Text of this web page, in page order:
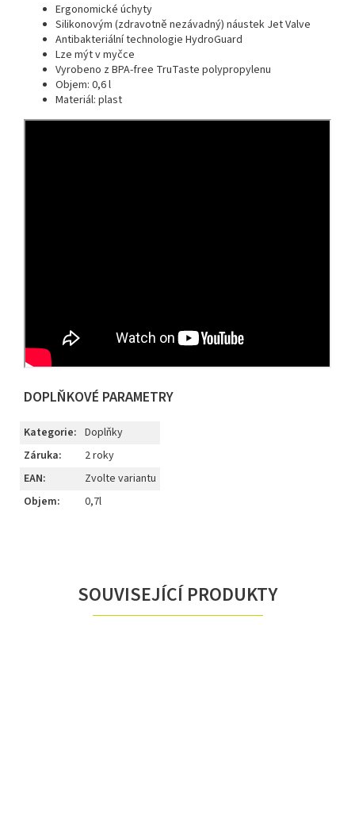
SOUVISEJÍCÍ PRODUKTY
Ergonomické úchyty
Silikonovým (zdravotně nezávadný) náustek Jet Valve
Antibakteriální technologie HydroGuard
Lze mýt v myčce
Vyrobeno z BPA-free TruTaste polypropylenu
Objem: 0,6 l
Materiál: plast
DOPLŇKOVÉ PARAMETRY
Kategorie: Doplňky
Záruka:
2 roky
EAN:
Zvolte variantu
Objem: 0,7l